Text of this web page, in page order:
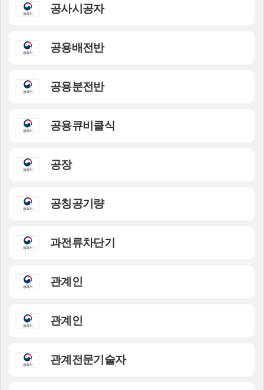
공사시공자
공용배전반
공용분전반
공용큐비클식
공장
공칭공기량
과전류차단기
관계인
관계인
관계전문기술자